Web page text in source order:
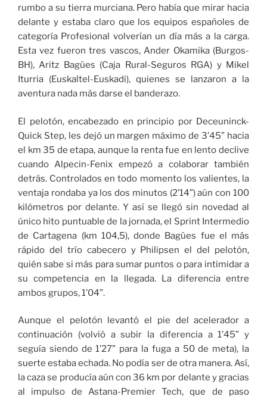
rumbo a su tierra murciana. Pero había que mirar hacia
delante y estaba claro que los equipos españoles de
categoría Profesional volverían un día más a la carga.
Esta vez fueron tres vascos, Ander Okamika (Burgos-
BH), Aritz Bagües (Caja Rural-Seguros RGA) y Mikel
Iturria (Euskaltel-Euskadi), quienes se lanzaron a la
aventura nada más darse el banderazo.
El pelotón, encabezado en principio por Deceuninck-
Quick Step, les dejó un margen máximo de 3’45” hacia
el km 35 de etapa, aunque la renta fue en lento declive
cuando Alpecin-Fenix empezó a colaborar también
detrás. Controlados en todo momento los valientes, la
ventaja rondaba ya los dos minutos (2’14”) aún con 100
kilómetros por delante. Y así se llegó sin novedad al
único hito puntuable de la jornada, el Sprint Intermedio
de Cartagena (km 104,5), donde Bagües fue el más
rápido del trío cabecero y Philipsen el del pelotón,
quién sabe si más para sumar puntos o para intimidar a
su competencia en la llegada. La diferencia entre
ambos grupos, 1’04”.
Aunque el pelotón levantó el pie del acelerador a
continuación (volvió a subir la diferencia a 1’45” y
seguía siendo de 1’27” para la fuga a 50 de meta), la
suerte estaba echada. No podía ser de otra manera. Así,
la caza se producía aún con 36 km por delante y gracias
al impulso de Astana-Premier Tech, que de paso